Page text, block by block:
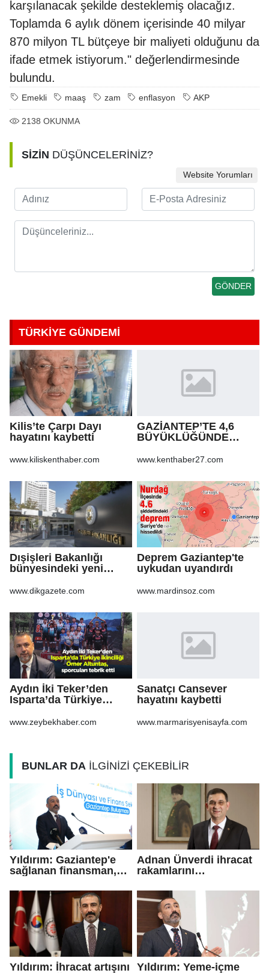
karşılanacak şekilde desteklemiş olacağız.
Toplamda 6 aylık dönem içerisinde 40 milyar
870 milyon TL bütçeye bir maliyeti olduğunu da
ifade etmek istiyorum." değerlendirmesinde
bulundu.
Emekli maaş zam enflasyon AKP
2138 OKUNMA
SİZİN DÜŞÜNCELERİNİZ?
Website Yorumları
TÜRKİYE GÜNDEMİ
Kilis’te Çarpı Dayı
hayatını kaybetti
www.kiliskenthaber.com
GAZİANTEP’TE 4,6
BÜYÜKLÜĞÜNDE
www.kenthaber27.com
Dışişleri Bakanlığı
bünyesindeki yeni
Gazete'de
www.dikgazete.com
Deprem Gaziantep'te
uykudan uyandırdı
www.mardinsoz.com
Aydın İki Teker’den
Isparta’da Türkiye
Altuntaş, sporcuları
www.zeybekhaber.com
Sanatçı Cansever
hayatını kaybetti
www.marmarisyenisayfa.com
BUNLAR DA İLGİNİZİ ÇEKEBİLİR
Yıldırım: Gaziantep'e
sağlanan finansman,
gücüne yapılan
yatırımdır.
Adnan Ünverdi ihracat
rakamlarını
Yıldırım: İhracat artışını
Yıldırım: Yeme-içme